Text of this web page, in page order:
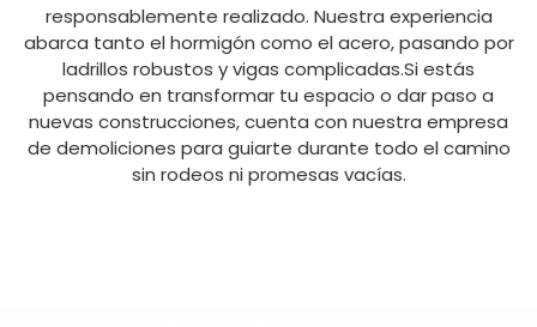
responsablemente realizado. Nuestra experiencia
abarca tanto el hormigón como el acero, pasando por
ladrillos robustos y vigas complicadas.Si estás
pensando en transformar tu espacio o dar paso a
nuevas construcciones, cuenta con nuestra empresa
de demoliciones para guiarte durante todo el camino
sin rodeos ni promesas vacías.